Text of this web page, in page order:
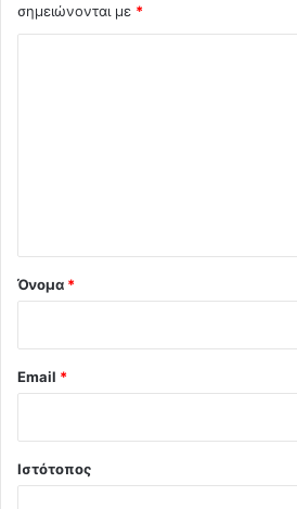
σημειώνονται με *
Όνομα *
Email *
Ιστότοπος